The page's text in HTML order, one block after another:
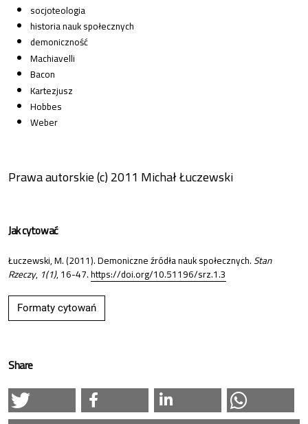
socjoteologia
historia nauk społecznych
demoniczność
Machiavelli
Bacon
Kartezjusz
Hobbes
Weber
Prawa autorskie (c) 2011 Michał Łuczewski
Jak cytować
Łuczewski, M. (2011). Demoniczne źródła nauk społecznych.Stan
Rzeczy, 1(1), 16-47.https://doi.org/10.51196/srz.1.3
Formaty cytowań
Share